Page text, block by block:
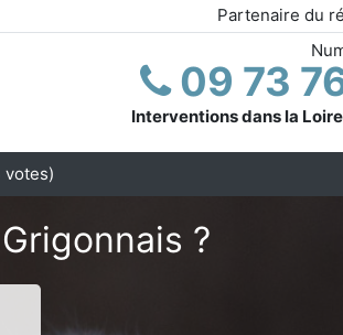
Partenaire du
09 73
Interventions dans la
votes)
?